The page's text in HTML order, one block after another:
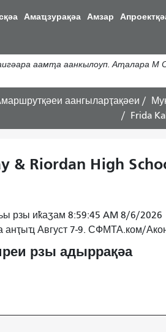
Амзар
Амаҵзурақәа
аамҭа аанкылоуп. Аҭалара М
аангыларҭақәеи
Frida
& Riordan High
рзы иҟаӡам 8:59:45 AM 8/6/2026
анҭыҵ Август 7-9. СФМТА.ком/
рзы адыррақәа